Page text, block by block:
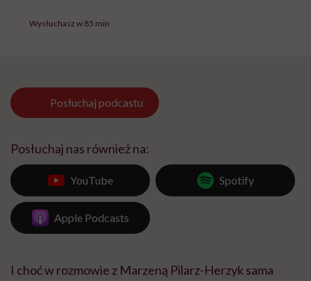
Wysłuchasz w 85 min
Posłuchaj podcastu
Posłuchaj nas również na:
YouTube Spotify
Apple Podcasts
I choć w rozmowie z Marzeną Pilarz-Herzyk sama